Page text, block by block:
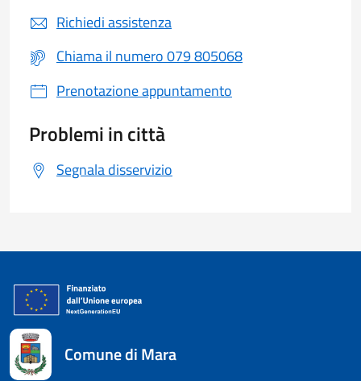
Richiedi assistenza
Chiama il numero 079 805068
Prenotazione appuntamento
Problemi in città
Segnala disservizio
Comune di Mara